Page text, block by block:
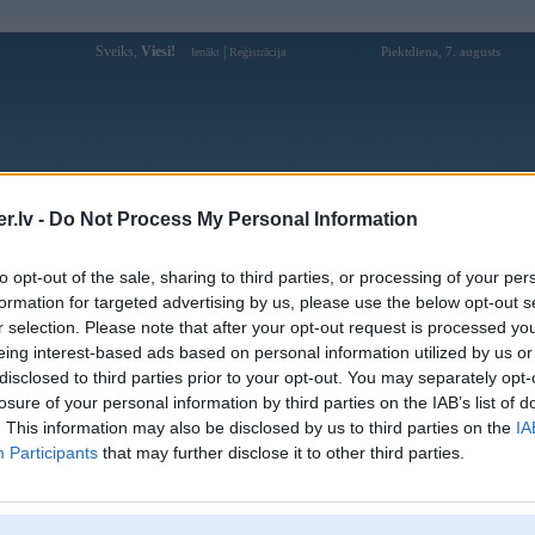
- Do Not Process My Personal Information
opt-out of the sale, sharing to third parties, or processing of your
for targeted advertising by us, please use the below opt-out
selection. Please note that after your opt-out request is processed
interest-based ads based on personal information utilized by us
to third parties prior to your opt-out. You may separately
of your personal information by third parties on the IAB’s list of
This information may also be disclosed by us to third parties on the
Participants that may further disclose it to other third parties.
Sveiks, Viesi! Ienākt Reģistrācija Piektdiena, 7. augusts
Forums Galerijas Reģistrācija Lietotāji
Lietotāja Ok968net profils
Lietotājvārds:
Ok968net
Ziņojumi forumā:
0
Pēdējie ziņojumi forumā